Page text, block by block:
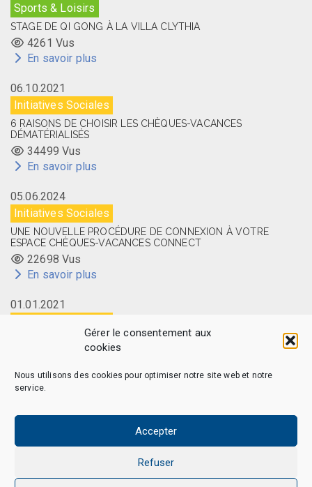
Gérer le consentement aux
cookies
Nous utilisons des cookies pour optimiser notre site web et notre
service.
Accepter
Refuser
Sports & Loisirs
STAGE DE QI GONG À LA VILLA CLYTHIA
4261 Vus
En savoir plus
06.10.2021
Initiatives Sociales
6 RAISONS DE CHOISIR LES CHÈQUES-VACANCES
DÉMATÉRIALISÉS
34499 Vus
En savoir plus
05.06.2024
Initiatives Sociales
UNE NOUVELLE PROCÉDURE DE CONNEXION À VOTRE
ESPACE CHÈQUES-VACANCES CONNECT
22698 Vus
En savoir plus
01.01.2021
LA CARTE MEMBRE CAES DU CNRS DISPONIBLE EN LIGNE
En savoir plus
CAES MAG - © 2026 Tous droits réservés.
Politique de confidentialité